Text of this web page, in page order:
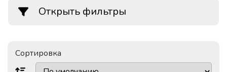
Открыть фильтры
Сортировка